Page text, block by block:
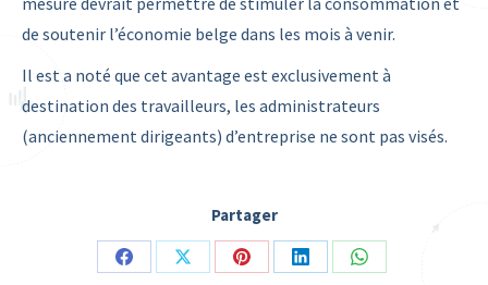
de soutenir l’économie belge dans les mois à venir.
Il est a noté que cet avantage est exclusivement à
destination des travailleurs, les administrateurs
(anciennement dirigeants) d’entreprise ne sont pas visés.
Partager
Share
Share
Share
Share
Share